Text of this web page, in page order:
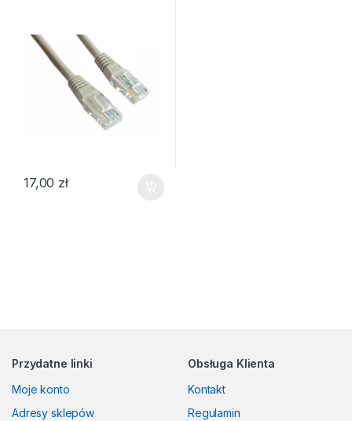
17,00 zł
Przydatne linki
Moje konto
Adresy sklepów
Obsługa Klienta
Kontakt
Regulamin